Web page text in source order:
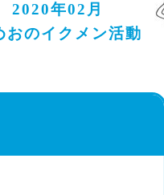
2020年02月
おのイクメン活動